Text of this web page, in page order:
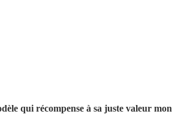
qui récompense à sa juste valeur mon